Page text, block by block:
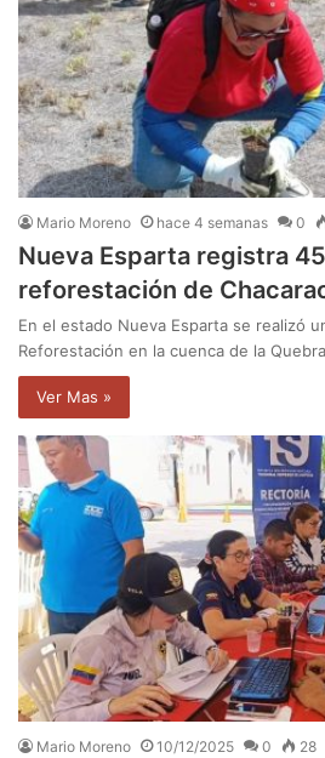
Mario Moreno hace 4 semanas 0
Nueva Esparta registra
reforestación de
En el estado Nueva Esparta se realizó
Reforestación en la cuenca de la
Ver Mas »
Mario Moreno 10/12/2025 0 28